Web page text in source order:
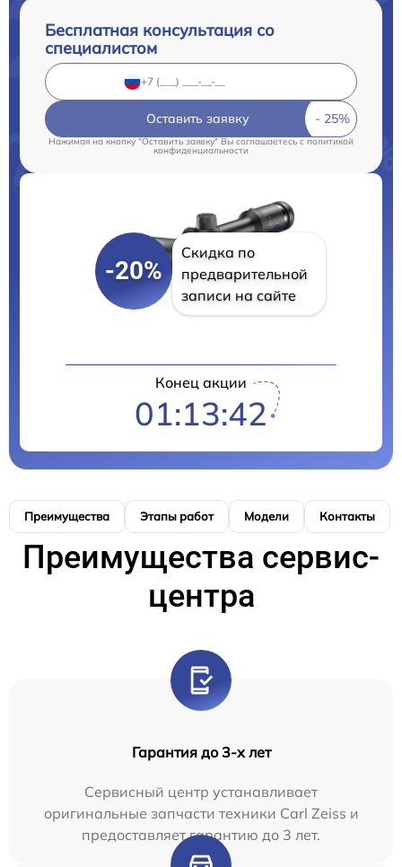
Бесплатная консультация со
специалистом
Оставить заявку
Нажимая на кнопку "Оставить заявку" Вы соглашаетесь cполитикой
конфиденциальности
-20%
Скидка по
предварительной
записи на сайте
Конец акции
01:13:42
Преимущества Этапы работ Модели Контакты
Преимущества сервис-
центра
Гарантия до 3-х лет
Сервисный центр устанавливает
оригинальные запчасти техники Carl Zeiss и
предоставляет гарантию до 3 лет.